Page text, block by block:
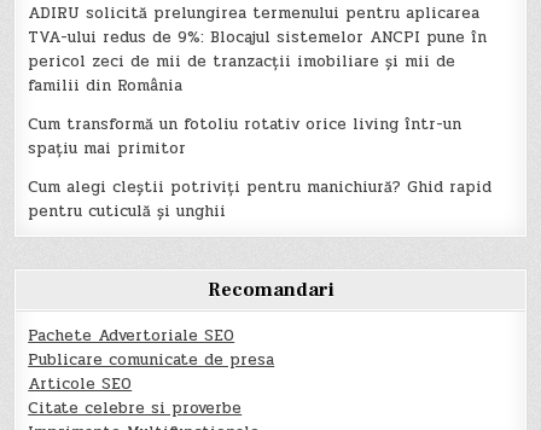
ADIRU solicită prelungirea termenului pentru aplicarea
TVA-ului redus de 9%: Blocajul sistemelor ANCPI pune în
pericol zeci de mii de tranzacții imobiliare și mii de
familii din România
Cum transformă un fotoliu rotativ orice living într-un
spațiu mai primitor
Cum alegi cleștii potriviți pentru manichiură? Ghid rapid
pentru cuticulă și unghii
Recomandari
Pachete Advertoriale SEO
Publicare comunicate de presa
Articole SEO
Citate celebre si proverbe